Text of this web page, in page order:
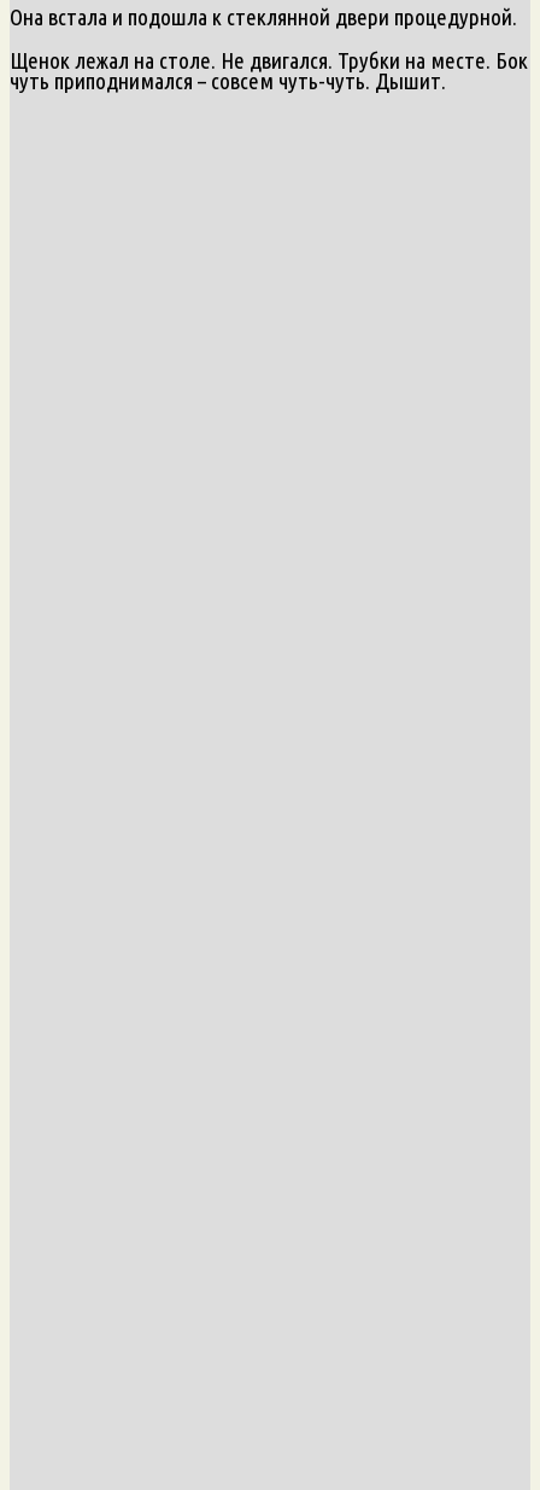
Она встала и подошла к стеклянной двери процедурной.
Щенок лежал на столе. Не двигался. Трубки на месте. Бок
чуть приподнимался – совсем чуть-чуть. Дышит.